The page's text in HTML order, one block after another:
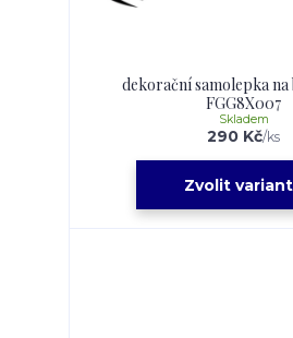
dekorační samolepka
FGG8X007
290 Kč/ks
Skladem
Zvolit